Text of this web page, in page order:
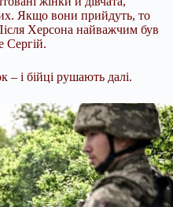
Якщо вони прийдуть, то
Херсона найважчим був
Сергій.
і бійці рушають далі.